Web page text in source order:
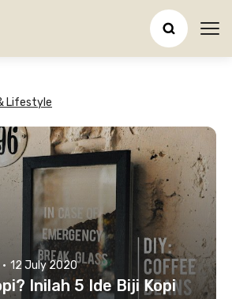
Lifestyle
· 12 July 2020
Inilah 5 Ide Biji Kopi